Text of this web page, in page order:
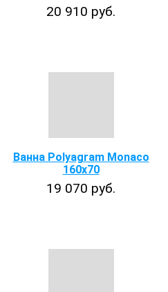
20 910 руб.
Ванна Polyagram Monaco
160x70
19 070 руб.